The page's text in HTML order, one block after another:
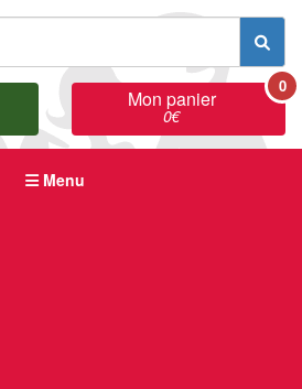
Mon panier
0€
0
Menu